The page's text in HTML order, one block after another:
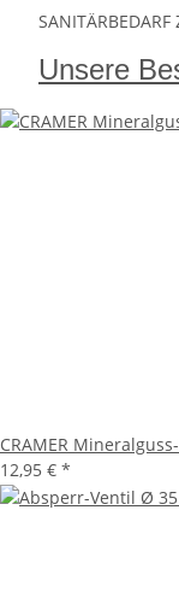
SANITÄRBEDARF
Unsere
CRAMER
12,95 € *